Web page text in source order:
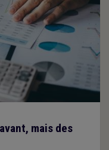
mais des